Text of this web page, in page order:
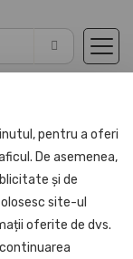
themed
pentru a oferi
De asemenea,
și de
site-ul
oferite de dvs.